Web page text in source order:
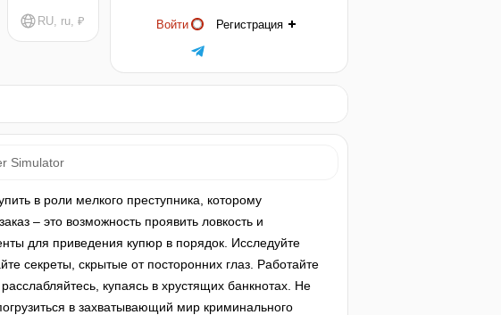
Войти Регистрация
RU, ru, ₽
Simulator
в роли мелкого преступника, которому
– это возможность проявить ловкость и
для приведения купюр в порядок. Исследуйте
секреты, скрытые от посторонних глаз. Работайте
купаясь в хрустящих банкнотах. Не
в захватывающий мир криминального